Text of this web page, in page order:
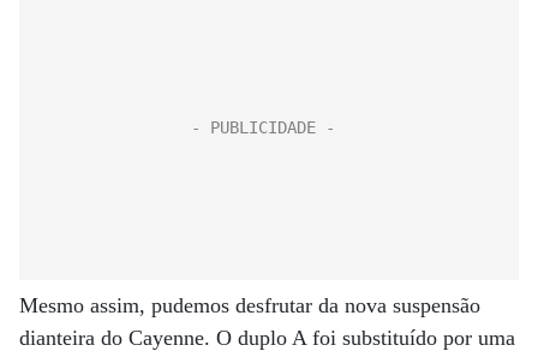
Mesmo assim, pudemos desfrutar da nova suspensão
dianteira do Cayenne. O duplo A foi substituído por uma